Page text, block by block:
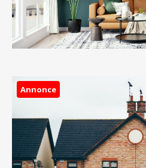
Annonce